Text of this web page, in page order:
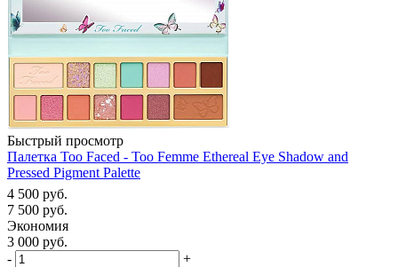
Быстрый просмотр
Палетка Too Faced - Too Femme Ethereal Eye Shadow and
Pressed Pigment Palette
4 500 руб.
7 500 руб.
Экономия
3 000 руб.
-
+